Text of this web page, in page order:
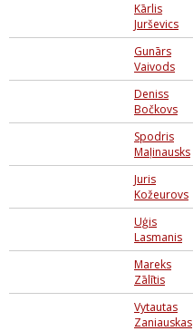
Kārlis
Jurševics
Gunārs
Vaivods
Deniss
Bočkovs
Spodris
Maļinausks
Juris
Kožeurovs
Uģis
Lasmanis
Mareks
Zālītis
Vytautas
Zaniauskas